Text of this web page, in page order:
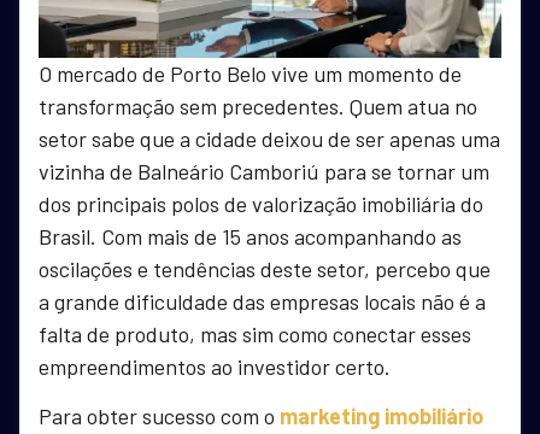
O mercado de Porto Belo vive um momento de
transformação sem precedentes. Quem atua no
setor sabe que a cidade deixou de ser apenas uma
vizinha de Balneário Camboriú para se tornar um
dos principais polos de valorização imobiliária do
Brasil. Com mais de 15 anos acompanhando as
oscilações e tendências deste setor, percebo que
a grande dificuldade das empresas locais não é a
falta de produto, mas sim como conectar esses
empreendimentos ao investidor certo.
Para obter sucesso com o marketing imobiliário